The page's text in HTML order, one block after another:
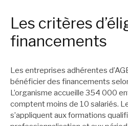
Les critères
financements
Les entreprises adhérentes
bénéficier des financements
L’organisme accueille 354 000
comptent moins de 10 salariés.
s’appliquent aux formations